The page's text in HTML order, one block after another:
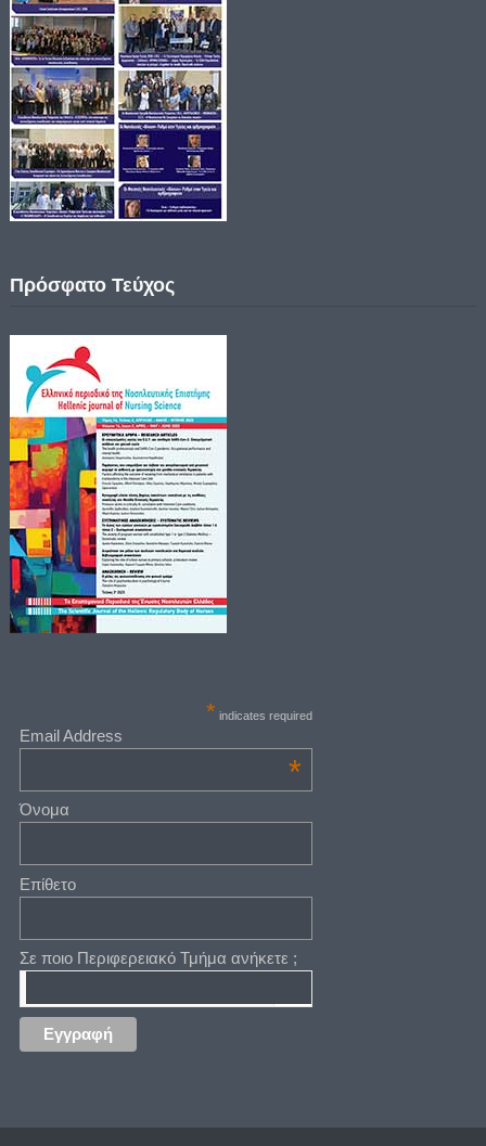
Πρόσφατο Τεύχος
* indicates required
Email Address
*
Όνομα
Επίθετο
Σε ποιο Περιφερειακό Τμήμα ανήκετε ;